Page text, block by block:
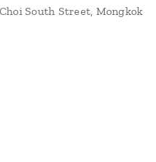
South Street, Mongkok